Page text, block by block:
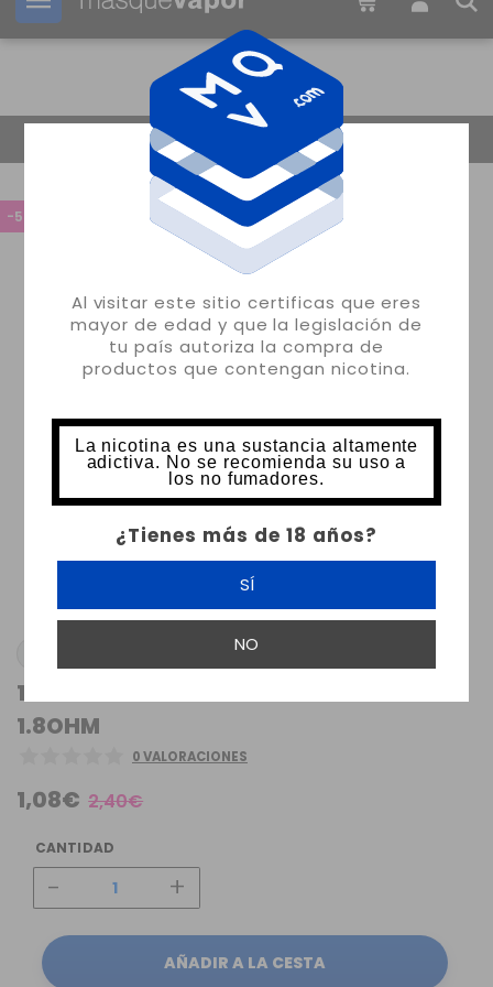
Al visitar este sitio certificas que eres
mayor de edad y que la legislación de
tu país autoriza la compra de
productos que contengan nicotina.
La nicotina es una sustancia altamente
adictiva. No se recomienda su uso a
los no fumadores.
¿Tienes más de 18 años?
SÍ
NO
Tu pedido puede ser enviado en 52m:
-55%
1X VANDY VAPE BERSERKER MTL COIL
1.8OHM
0 VALORACIONES
1,08€ 2,40€
CANTIDAD
- +
AÑADIR A LA CESTA